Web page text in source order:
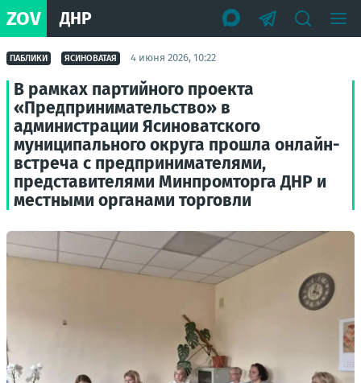
ZOV ДНР
ПАБЛИКИ ЯСИНОВАТАЯ 4 июня 2026, 10:22
В рамках партийного проекта
«Предпринимательство» в
администрации Ясиноватского
муниципального округа прошла онлайн-
встреча с предпринимателями,
представителями Минпромторга ДНР и
местными органами торговли